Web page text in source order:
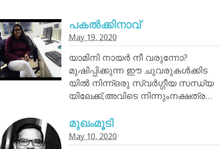
പകൽക്കിനാവ്‌
May 19, 2020
യാമിനി നായര്‍ നീ വരുന്നോ?
മുഷിപ്പിക്കുന്ന ഈ ചുവരുകൾക്കിട
യിൽ നിന്ന്ഒരു സ്വർഗ്ഗീയ സന്ധ്യ
യിലേക്ക്,അവിടെ നിന്നുംനക്ഷത്ര…
മുഖംമൂടി
May 10, 2020